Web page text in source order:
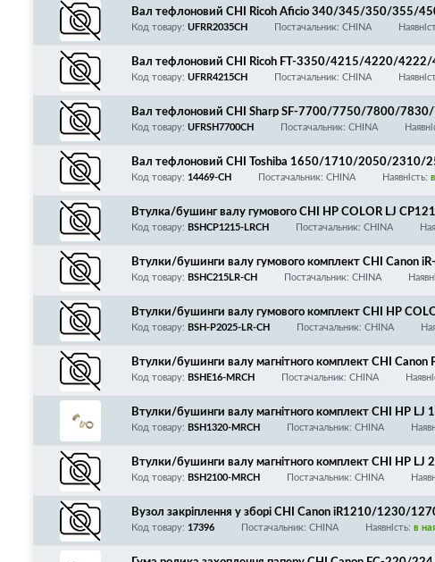
Вал тефлоновий CHI Ricoh Aficio 340/345/350/355/
Код товару: UFRR2035CH Постачальник: CHINA
Вал тефлоновий CHI Ricoh FT-3350/4215/4220/
5/4460/4520/4630/4727/5233/5433/5733
Код товару: UFRR4215CH Постачальник: CHINA
Вал тефлоновий CHI Sharp SF-7700/7750/7800/
Код товару: UFRSH7700CH Постачальник: CHINA
Вал тефлоновий CHI Toshiba 1650/1710/2050/
Код товару: 14469-CH Постачальник: CHINA Наявність:
Втулка/бушинг валу гумового CHI HP COLOR LJ
2/1415/Canon LBP5050/MF8030/8040/8050/8080/
Код товару: BSHCP1215-LRCH Постачальник: CHINA
Втулки/бушинги валу гумового комплект CHI
Код товару: BSHC215LR-CH Постачальник: CHINA
Втулки/бушинги валу гумового комплект CHI HP
330/8340/8350/8360/8380, ліва/права
Код товару: BSH-P2025-LR-CH Постачальник: CHINA
Втулки/бушинги валу магнітного комплект CHI
90/295/298/300/310/330/400/550/920/980/PC-
Код товару: BSHE16-MRCH Постачальник: CHINA
Втулки/бушинги валу магнітного комплект CHI
05A, ліва/права
Код товару: BSH1320-MRCH Постачальник: CHINA
Втулки/бушинги валу магнітного комплект CHI
6/4100/4127/6511/7551/8061/FX6/FX7
Код товару: BSH2100-MRCH Постачальник: CHINA
Вузол закріплення у зборі CHI Canon iR1210/
30/1670/FG6-7946-090, ORIGINAL!
Код товару: 17396 Постачальник: CHINA Наявність: в